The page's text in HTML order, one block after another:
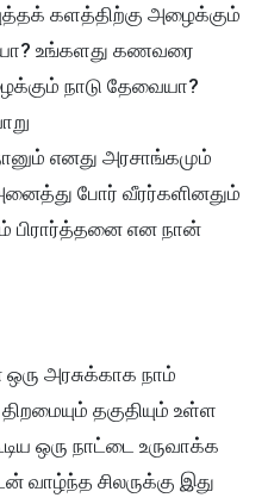
களத்திற்கு அழைக்கும்
உங்களது கணவரை
நாடு தேவையா?
எனது அரசாங்கமும்
போர் வீரர்களினதும்
பிரார்த்தனை என நான்
அரசுக்காக நாம்
தகுதியும் உள்ள
ஒரு நாட்டை உருவாக்க
வாழ்ந்த சிலருக்கு இது